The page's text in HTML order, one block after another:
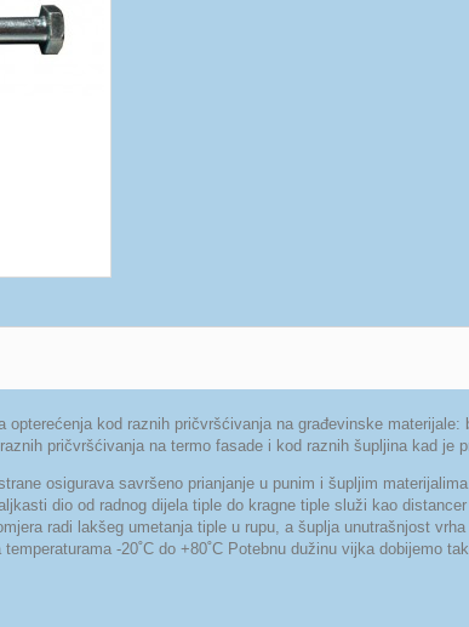
kod raznih pričvršćivanja na građevinske
pričvršćivanja na termo fasade i kod raznih šupljina kad je
osigurava savršeno prianjanje u punim i šupljim
dio od radnog dijela tiple do kragne tiple služi kao
radi lakšeg umetanja tiple u rupu, a šuplja unutrašnjost
-20˚C do +80˚C Potebnu dužinu vijka dobijemo